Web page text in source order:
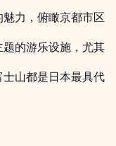
魅力，俯瞰京都市区
题的游乐设施，尤其
士山都是日本最具代